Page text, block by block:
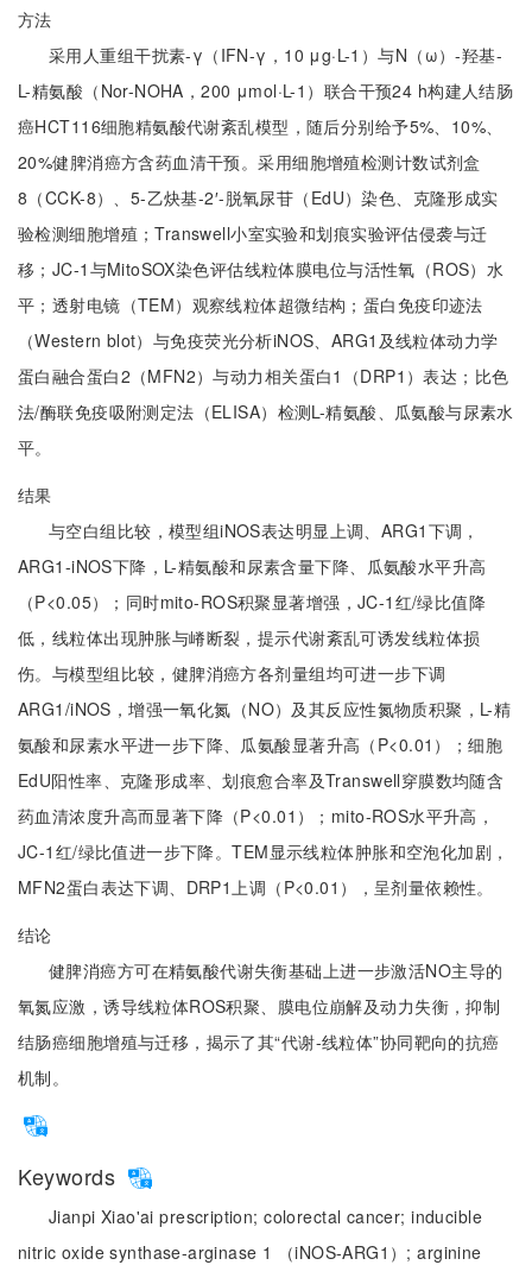
方法
采用人重组干扰素-γ（IFN-γ，10 μg·L-1）与N（ω）-羟基-
L-精氨酸（Nor-NOHA，200 μmol·L-1）联合干预24 h构建人结肠
癌HCT116细胞精氨酸代谢紊乱模型，随后分别给予5%、10%、
20%健脾消癌方含药血清干预。采用细胞增殖检测计数试剂盒
8（CCK-8）、5-乙炔基-2′-脱氧尿苷（EdU）染色、克隆形成实
验检测细胞增殖；Transwell小室实验和划痕实验评估侵袭与迁
移；JC-1与MitoSOX染色评估线粒体膜电位与活性氧（ROS）水
平；透射电镜（TEM）观察线粒体超微结构；蛋白免疫印迹法
（Western blot）与免疫荧光分析iNOS、ARG1及线粒体动力学
蛋白融合蛋白2（MFN2）与动力相关蛋白1（DRP1）表达；比色
法/酶联免疫吸附测定法（ELISA）检测L-精氨酸、瓜氨酸与尿素水
平。
结果
与空白组比较，模型组iNOS表达明显上调、ARG1下调，
ARG1-iNOS下降，L-精氨酸和尿素含量下降、瓜氨酸水平升高
（P<0.05）；同时mito-ROS积聚显著增强，JC-1红/绿比值降
低，线粒体出现肿胀与嵴断裂，提示代谢紊乱可诱发线粒体损
伤。与模型组比较，健脾消癌方各剂量组均可进一步下调
ARG1/iNOS，增强一氧化氮（NO）及其反应性氮物质积聚，L-精
氨酸和尿素水平进一步下降、瓜氨酸显著升高（P<0.01）；细胞
EdU阳性率、克隆形成率、划痕愈合率及Transwell穿膜数均随含
药血清浓度升高而显著下降（P<0.01）；mito-ROS水平升高，
JC-1红/绿比值进一步下降。TEM显示线粒体肿胀和空泡化加剧，
MFN2蛋白表达下调、DRP1上调（P<0.01），呈剂量依赖性。
结论
健脾消癌方可在精氨酸代谢失衡基础上进一步激活NO主导的
氧氮应激，诱导线粒体ROS积聚、膜电位崩解及动力失衡，抑制
结肠癌细胞增殖与迁移，揭示了其“代谢-线粒体”协同靶向的抗癌
机制。
Keywords
Jianpi Xiao'ai prescription;colorectal cancer;inducible
nitric oxide synthase-arginase 1 （iNOS-ARG1）;arginine